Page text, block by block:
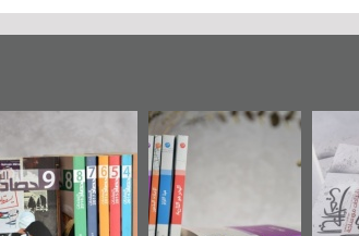
في سلسلة من 5
"مرآة البحرين"
تصدر حصاد
جديدة لمعتقل
عسكري تصدر
«مرآة البحرين»